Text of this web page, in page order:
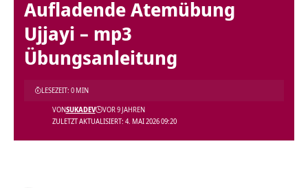
Aufladende Atemübung
Ujjayi – mp3
Übungsanleitung
ZULETZT AKTUALISIERT: 4. MAI 2026 09:20
VONSUKADEV VOR 9 JAHREN
LESEZEIT: 0 MIN